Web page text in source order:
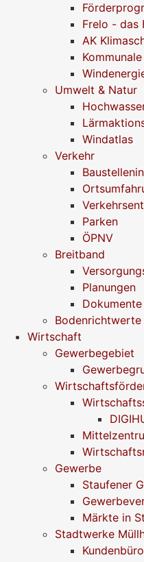
Frelo - das
AK
Umwelt & Natur
Windatlas
Verkehr
Parken
ÖPNV
Breitband
Planungen
Dokumente
Bodenrichtwerte
Wirtschaft
Gewerbegebiet
Gewerbe
Staufener
Märkte in
Stadtwerke